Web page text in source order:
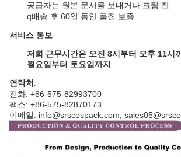
공급자는 원본 문서를 보내거나 크림 잔
q배송 후 60일 동안 품질 보증
서비스 통보
저희 근무시간은 오전 8시부터 오후 11시
월요일부터 토요일까지
연락처 :
전화: +86-575-82993700
팩스: +86-575-82870173
이메일: info@srscospack.com;